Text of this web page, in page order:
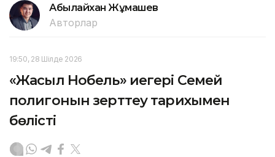
Абылайхан Жұмашев
Авторлар
19:50, 28 Шілде 2026
«Жасыл Нобель» иегері Семей
полигонын зерттеу тарихымен
бөлісті